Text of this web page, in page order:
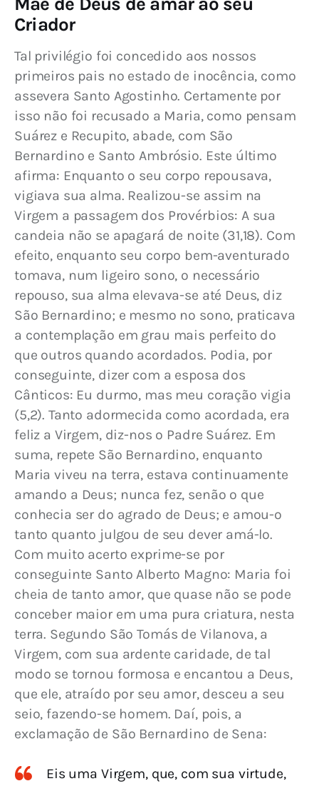
Criador
Tal privilégio foi concedido aos nossos
primeiros pais no estado de inocência, como
assevera Santo Agostinho. Certamente por
isso não foi recusado a Maria, como pensam
Suárez e Recupito, abade, com São
Bernardino e Santo Ambrósio. Este último
afirma: Enquanto o seu corpo repousava,
vigiava sua alma. Realizou-se assim na
Virgem a passagem dos Provérbios: A sua
candeia não se apagará de noite (31,18). Com
efeito, enquanto seu corpo bem-aventurado
tomava, num ligeiro sono, o necessário
repouso, sua alma elevava-se até Deus, diz
São Bernardino; e mesmo no sono, praticava
a contemplação em grau mais perfeito do
que outros quando acordados. Podia, por
conseguinte, dizer com a esposa dos
Cânticos: Eu durmo, mas meu coração vigia
(5,2). Tanto adormecida como acordada, era
feliz a Virgem, diz-nos o Padre Suárez. Em
suma, repete São Bernardino, enquanto
Maria viveu na terra, estava continuamente
amando a Deus; nunca fez, senão o que
conhecia ser do agrado de Deus; e amou-o
tanto quanto julgou de seu dever amá-lo.
Com muito acerto exprime-se por
conseguinte Santo Alberto Magno: Maria foi
cheia de tanto amor, que quase não se pode
conceber maior em uma pura criatura, nesta
terra. Segundo São Tomás de Vilanova, a
Virgem, com sua ardente caridade, de tal
modo se tornou formosa e encantou a Deus,
que ele, atraído por seu amor, desceu a seu
seio, fazendo-se homem. Daí, pois, a
exclamação de São Bernardino de Sena:
Eis uma Virgem, que, com sua virtude,